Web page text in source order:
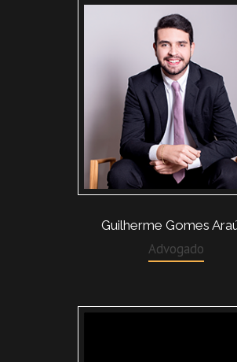
Guilherme Gomes
Advogado